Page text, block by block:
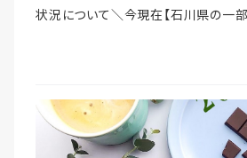
状況について＼今現在【石川県の一部
の配送は、遅延・受付停止となってお